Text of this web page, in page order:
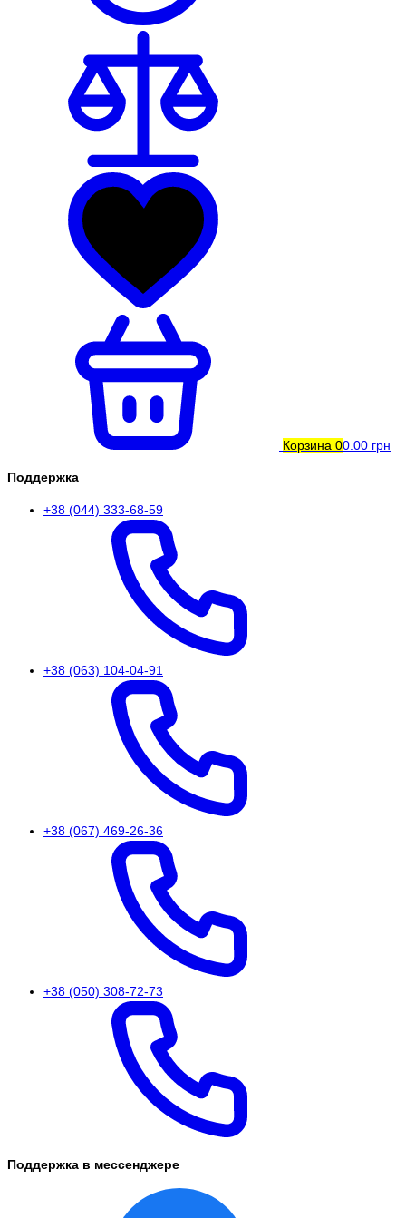
Корзина 00.00 грн
Поддержка
+38 (044) 333-68-59
+38 (063) 104-04-91
+38 (067) 469-26-36
+38 (050) 308-72-73
Поддержка в мессенджере